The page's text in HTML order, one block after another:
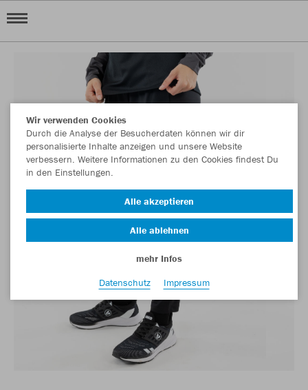
Wir verwenden Cookies
Durch die Analyse der Besucherdaten können wir dir
personalisierte Inhalte anzeigen und unsere Website
verbessern. Weitere Informationen zu den Cookies findest Du
in den Einstellungen.
Alle akzeptieren
Alle ablehnen
mehr Infos
Datenschutz
Impressum